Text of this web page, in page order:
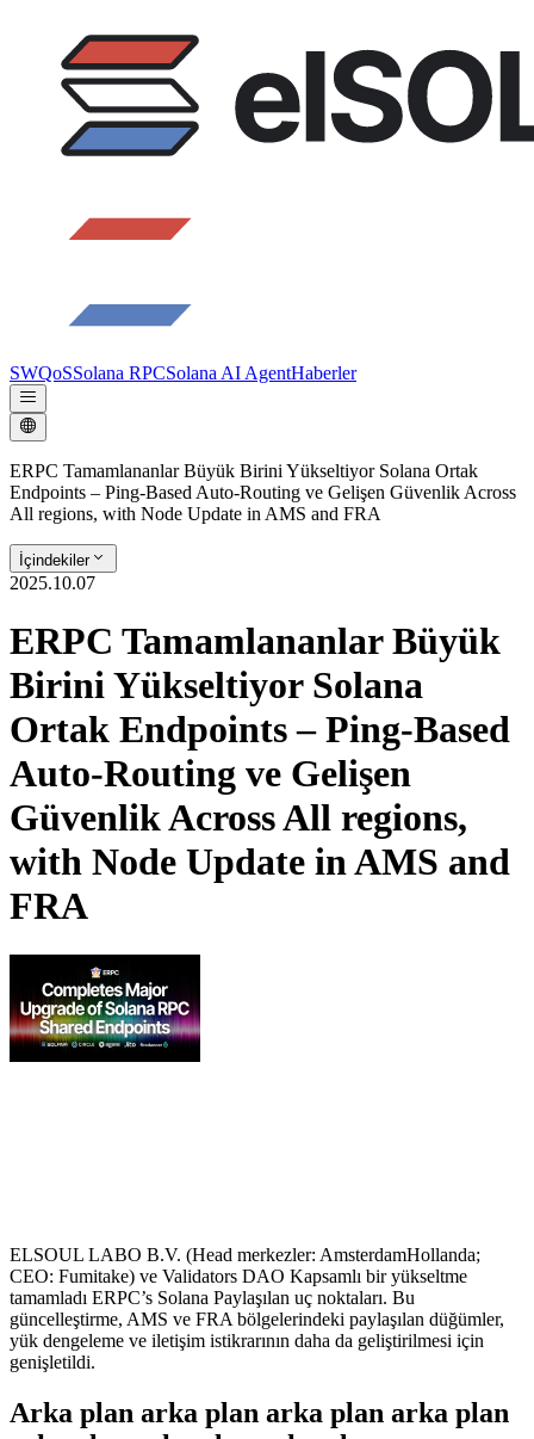
SWQoSSolana RPCSolana AI AgentHaberler
ERPC Tamamlananlar Büyük Birini Yükseltiyor Solana Ortak
Endpoints – Ping-Based Auto-Routing ve Gelişen Güvenlik Across
All regions, with Node Update in AMS and FRA
İçindekiler
2025.10.07
ERPC Tamamlananlar Büyük
Birini Yükseltiyor Solana
Ortak Endpoints – Ping-Based
Auto-Routing ve Gelişen
Güvenlik Across All regions,
with Node Update in AMS and
FRA
ELSOUL LABO B.V. (Head merkezler: AmsterdamHollanda;
CEO: Fumitake) ve Validators DAO Kapsamlı bir yükseltme
tamamladı ERPC’s Solana Paylaşılan uç noktaları. Bu
güncelleştirme, AMS ve FRA bölgelerindeki paylaşılan düğümler,
yük dengeleme ve iletişim istikrarının daha da geliştirilmesi için
genişletildi.
Arka plan arka plan arka plan arka plan